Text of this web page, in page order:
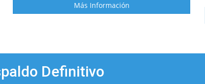
Más Información
Definitivo